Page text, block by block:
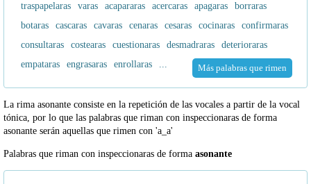
traspapelaras
varas acapararas acercaras apagaras
borraras
botaras
cascaras cavaras cenaras cesaras cocinaras
confirmaras
consultaras
costearas cuestionaras desmadraras
deterioraras
empataras
engrasaras enrollaras ... Más palabras que rimen
La rima asonante consiste en la repetición de las vocales a partir de la vocal
tónica, por lo que las palabras que riman con inspeccionaras de forma
asonante serán aquellas que rimen con 'a_a'
Palabras que riman con inspeccionaras de forma asonante